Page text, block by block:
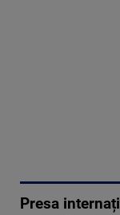
Presa